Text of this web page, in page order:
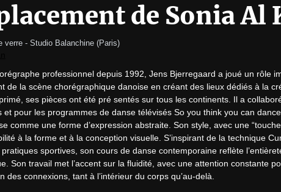
de Sonia Al
verre - Studio Balanchine (Paris)
professionnel depuis 1992, Jens Bjerregaard a joué un rôle
de la scène chorégraphique danoise en créant des lieux dédiés à la
ses pièces ont été pré sentés sur tous les continents. Il a
et pour les programmes de danse télévisés So you think you can
comme une forme d’expression abstraite. Son style, avec une
à la forme et à la conception visuelle. S’inspirant de la technique
sportives, son cours de danse contemporaine reflète
Son travail met l’accent sur la fluidité, avec une attention constante
des connexions, tant à l’intérieur du corps qu’au-delà.